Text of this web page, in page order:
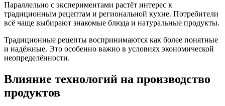
Параллельно с экспериментами растёт интерес к
традиционным рецептам и региональной кухне. Потребители
всё чаще выбирают знакомые блюда и натуральные продукты.
Традиционные рецепты воспринимаются как более понятные
и надёжные. Это особенно важно в условиях экономической
неопределённости.
Влияние технологий на производство
продуктов